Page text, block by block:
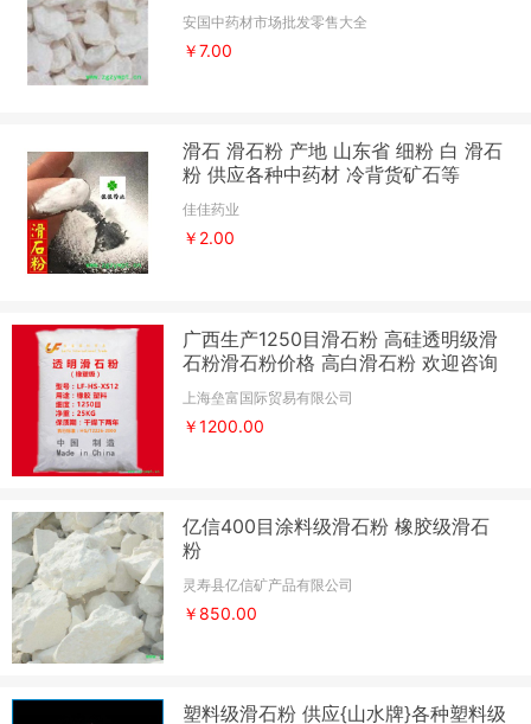
安国中药材市场批发零售大全
￥7.00
滑石 滑石粉 产地 山东省 细粉 白 滑石
粉 供应各种中药材 冷背货矿石等
佳佳药业
￥2.00
广西生产1250目滑石粉 高硅透明级滑
石粉滑石粉价格 高白滑石粉 欢迎咨询
上海垒富国际贸易有限公司
￥1200.00
亿信400目涂料级滑石粉 橡胶级滑石
粉
灵寿县亿信矿产品有限公司
￥850.00
塑料级滑石粉 供应{山水牌}各种塑料级